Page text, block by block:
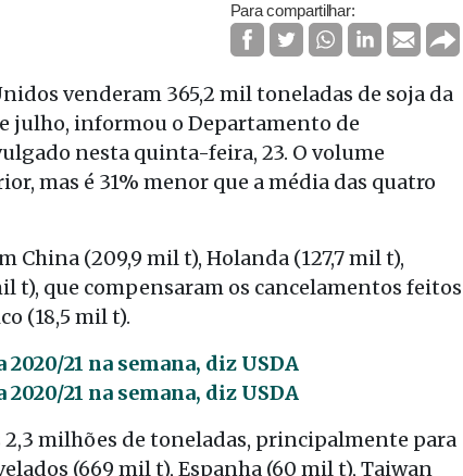
Para compartilhar:
venderam 365,2 mil toneladas de soja da
julho, informou o Departamento de
nesta quinta-feira, 23. O volume
mas é 31% menor que a média das quatro
China (209,9 mil t), Holanda (127,7 mil t),
t), que compensaram os cancelamentos feitos
(18,5 mil t).
21 na semana, diz USDA
21 na semana, diz USDA
2,3 milhões de toneladas, principalmente para
(669 mil t), Espanha (60 mil t), Taiwan